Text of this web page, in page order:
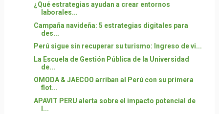
¿Qué estrategias ayudan a crear entornos
laborales...
Campaña navideña: 5 estrategias digitales para
des...
Perú sigue sin recuperar su turismo: Ingreso de vi...
La Escuela de Gestión Pública de la Universidad
de...
OMODA & JAECOO arriban al Perú con su primera
flot...
APAVIT PERU alerta sobre el impacto potencial de
l...